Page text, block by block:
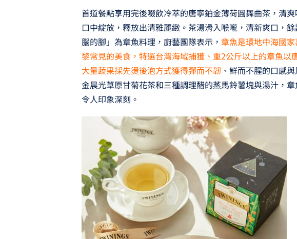
首道餐點享用完後啜飲冷萃的唐寧鉑金薄荷圓舞曲茶，清
口中綻放，釋放出清雅麗緻。茶湯滑入喉嚨，清新爽口，
腦的腳」為章魚料理，廚藝團隊表示， 章魚是環地中海國
黎常見的美食，特選台灣海域捕獲、重2公斤以上的章魚以
大量蔬果採先燙後泡方式獲得彈而不韌 、鮮而不腥的口感
金晨光草原甘菊花茶和三種調理醋的蒸馬鈴薯塊與湯汁，
令人印象深刻。